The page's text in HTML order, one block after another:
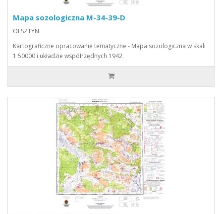
Mapa sozologiczna M-34-39-D
OLSZTYN
Kartograficzne opracowanie tematyczne - Mapa sozologiczna w skali
1:50000 i układzie współrzędnych 1942.